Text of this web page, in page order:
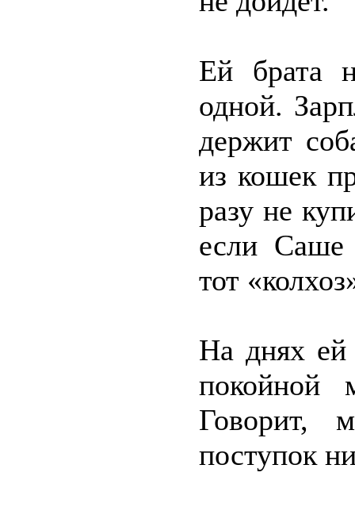
Ей брата
одной.
держит
из кошек
разу не
если Саше
тот
На днях ей
покойной
Говорит,
поступок